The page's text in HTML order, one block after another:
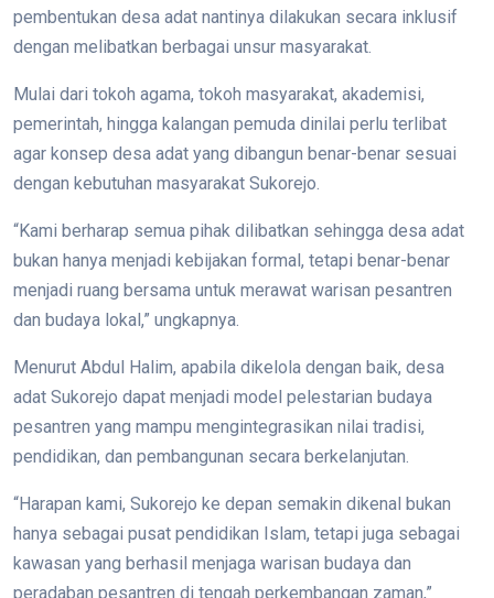
pembentukan desa adat nantinya dilakukan secara inklusif
dengan melibatkan berbagai unsur masyarakat.
Mulai dari tokoh agama, tokoh masyarakat, akademisi,
pemerintah, hingga kalangan pemuda dinilai perlu terlibat
agar konsep desa adat yang dibangun benar-benar sesuai
dengan kebutuhan masyarakat Sukorejo.
“Kami berharap semua pihak dilibatkan sehingga desa adat
bukan hanya menjadi kebijakan formal, tetapi benar-benar
menjadi ruang bersama untuk merawat warisan pesantren
dan budaya lokal,” ungkapnya.
Menurut Abdul Halim, apabila dikelola dengan baik, desa
adat Sukorejo dapat menjadi model pelestarian budaya
pesantren yang mampu mengintegrasikan nilai tradisi,
pendidikan, dan pembangunan secara berkelanjutan.
“Harapan kami, Sukorejo ke depan semakin dikenal bukan
hanya sebagai pusat pendidikan Islam, tetapi juga sebagai
kawasan yang berhasil menjaga warisan budaya dan
peradaban pesantren di tengah perkembangan zaman,”